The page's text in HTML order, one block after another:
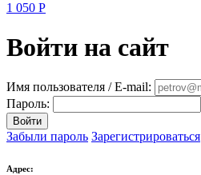
1 050 Р
Войти на сайт
Имя пользователя / E-mail:
Пароль:
Войти
Забыли пароль Зарегистрироваться
Адрес: